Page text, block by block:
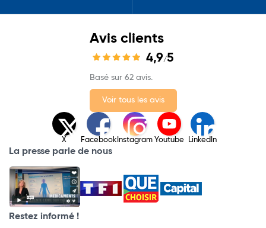
Avis clients
4,9/5
Basé sur 62 avis.
Voir tous les avis
X Facebook Instagram Youtube LinkedIn
La presse parle de nous
Restez informé !